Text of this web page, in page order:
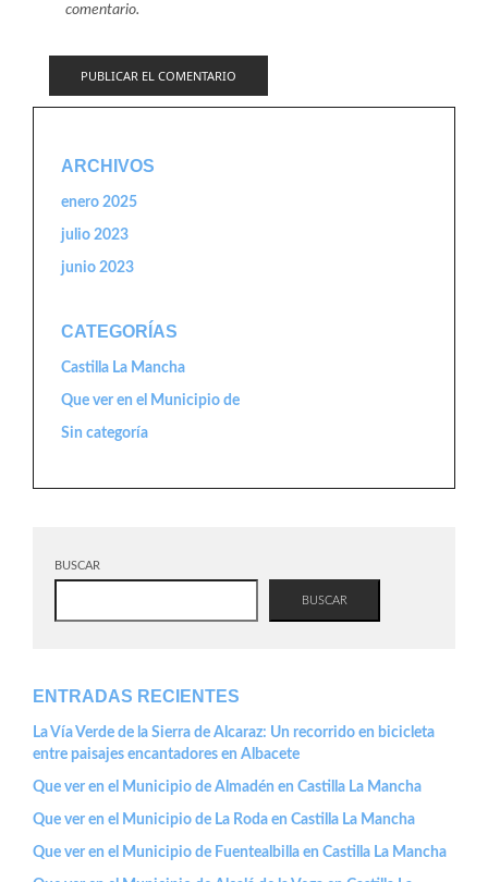
comentario.
ARCHIVOS
enero 2025
julio 2023
junio 2023
CATEGORÍAS
Castilla La Mancha
Que ver en el Municipio de
Sin categoría
BUSCAR
BUSCAR
ENTRADAS RECIENTES
La Vía Verde de la Sierra de Alcaraz: Un recorrido en bicicleta
entre paisajes encantadores en Albacete
Que ver en el Municipio de Almadén en Castilla La Mancha
Que ver en el Municipio de La Roda en Castilla La Mancha
Que ver en el Municipio de Fuentealbilla en Castilla La Mancha